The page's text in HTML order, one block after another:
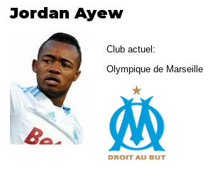
Jordan Ayew
Club actuel:
Olympique de Marseille